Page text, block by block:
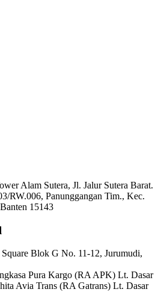
Alam Sutera, Jl. Jalur Sutera Barat.
RW.006, Panunggangan Tim., Kec.
15143
Blok G No. 11-12, Jurumudi,
Pura Kargo (RA APK) Lt. Dasar
Avia Trans (RA Gatrans) Lt. Dasar